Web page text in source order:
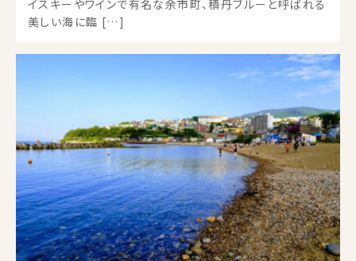
イスキーやワインで有名な余市町、積丹ブルーと呼ばれる
美しい海に臨 […]